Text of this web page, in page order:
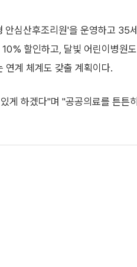
안심산후조리원'을 운영하고 35세
할인하고, 달빛 어린이병원도
연계 체계도 갖출 계획이다.
게 하겠다"며 "공공의료를 튼튼히